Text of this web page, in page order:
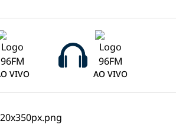
VIVO AO VIVO